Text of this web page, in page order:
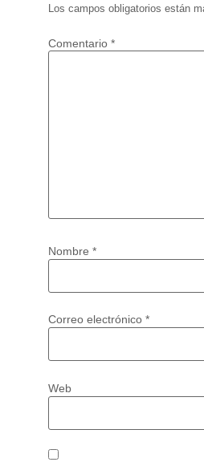
Los campos obligatorios están
Comentario *
Nombre *
Correo electrónico *
Web